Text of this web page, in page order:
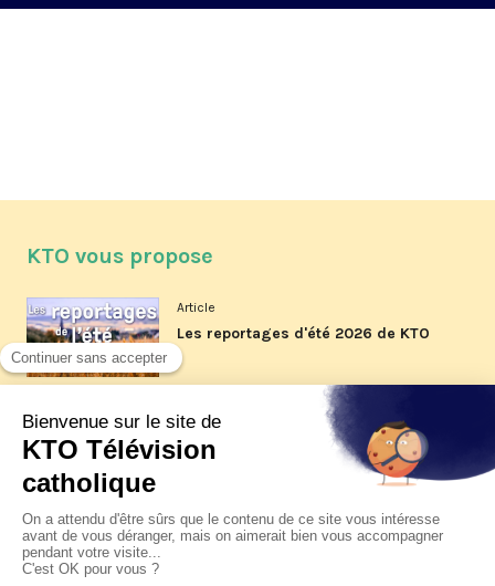
KTO vous propose
Article
Les reportages d'été 2026 de KTO
La visite pastorale du pape Léon
XIV à Assise à suivre sur KTO le
Article
Le pape en Uruguay, Argentine et